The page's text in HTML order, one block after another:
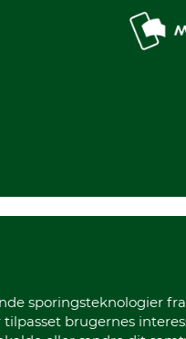
sporingsteknologier
brugernes